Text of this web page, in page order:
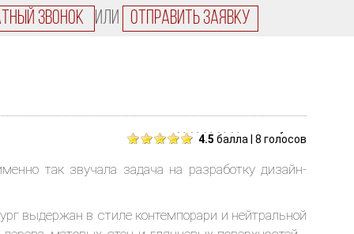
звонок или отправить заявку
4.5 балла | 8 голосов
так звучала задача на разработку дизайн-
выдержан в стиле контемпорари и нейтральной